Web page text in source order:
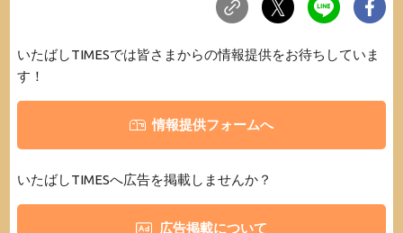
いたばしTIMESでは皆さまからの情報提供をお待ちしていま
す！
情報提供フォームへ
いたばしTIMESへ広告を掲載しませんか？
広告掲載について